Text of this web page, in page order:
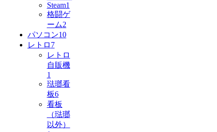
Steam1
格闘ゲ
ーム2
パソコン10
レトロ 7
レトロ
自販機
1
琺瑯看
板6
看板
（琺瑯
以外）